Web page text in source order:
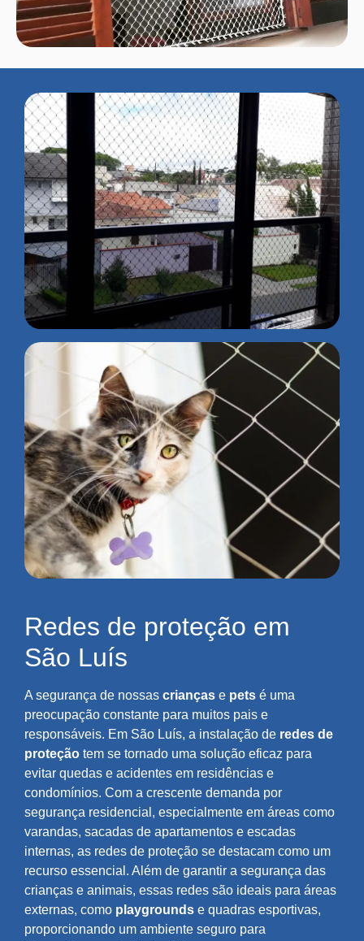
Redes de proteção em
São Luís
A segurança de nossas crianças e pets é uma
preocupação constante para muitos pais e
responsáveis. Em São Luís, a instalação de redes de
proteção tem se tornado uma solução eficaz para
evitar quedas e acidentes em residências e
condomínios. Com a crescente demanda por
segurança residencial, especialmente em áreas como
varandas, sacadas de apartamentos e escadas
internas, as redes de proteção se destacam como um
recurso essencial. Além de garantir a segurança das
crianças e animais, essas redes são ideais para áreas
externas, como playgrounds e quadras esportivas,
proporcionando um ambiente seguro para